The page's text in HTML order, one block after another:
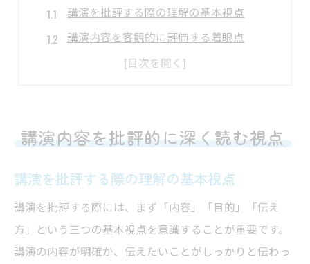
講演を批評する際の理解の基本視点
講演内容を客観的に評価する着眼点
批評で講演の本質をどう読み解くか
自分らしい講演感想文を書くポイント
感想文に講演の学びを活かす書き方
講演の印象を具体的に伝える表現方法
講演批評と自分の考えを融合させる技
講演会感想文例文を参考に独自性を出す
講演内容を批評的に深く読む視点
講演を批評する際の理解の基本視点
講演を批評する際には、まず「内容」「目的」「伝え
方」という三つの基本視点を意識することが重要です。
講演の内容が明確か、伝えたいことがしっかりと伝わっ